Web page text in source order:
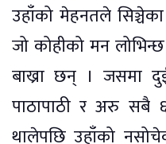
उहाँको मेहनतले सिञ्चेका
जो कोहीको मन
बाख्रा छन् । जसमा
पाठापाठी र अरु सबै
थालेपछि उहाँको